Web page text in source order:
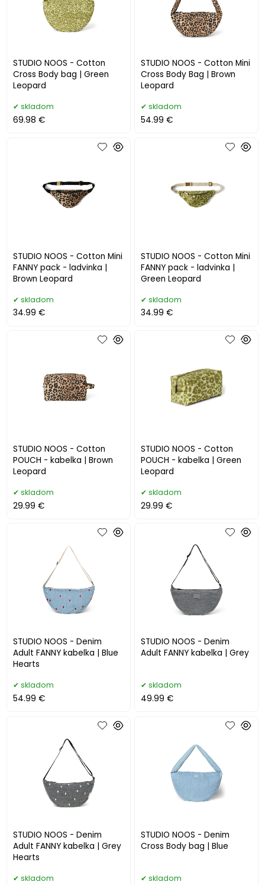
STUDIO NOOS - Cotton
Cross Body bag | Green
Leopard
skladom
69.98 €
STUDIO NOOS - Cotton Mini
Cross Body Bag | Brown
Leopard
skladom
54.99 €
STUDIO NOOS - Cotton Mini
FANNY pack - ladvinka |
Brown Leopard
skladom
34.99 €
STUDIO NOOS - Cotton Mini
FANNY pack - ladvinka |
Green Leopard
skladom
34.99 €
STUDIO NOOS - Cotton
POUCH - kabelka | Brown
Leopard
skladom
29.99 €
STUDIO NOOS - Cotton
POUCH - kabelka | Green
Leopard
skladom
29.99 €
STUDIO NOOS - Denim
Adult FANNY kabelka | Blue
Hearts
skladom
54.99 €
STUDIO NOOS - Denim
Adult FANNY kabelka | Grey
skladom
49.99 €
STUDIO NOOS - Denim
Adult FANNY kabelka | Grey
Hearts
skladom
STUDIO NOOS - Denim
Cross Body bag | Blue
skladom